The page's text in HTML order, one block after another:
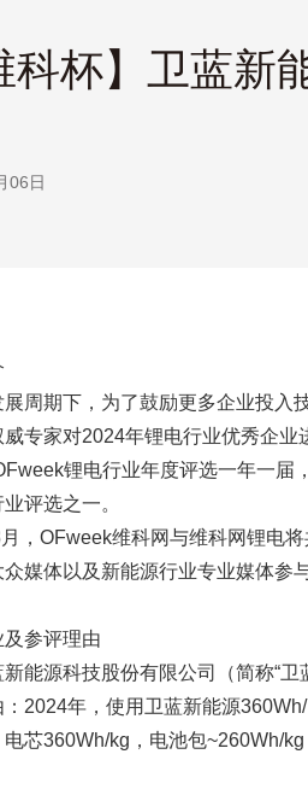
科杯】卫蓝
06日
展周期下，为了鼓励更多企业投入
专家对2024年锂电行业优秀企业
锂电行业年度评选一年一
评选之一。
，OFweek维科网与维科网锂电
媒体以及新能源行业专业媒体参
参评理由
能源科技股份有限公司（简称“
：2024年，使用卫蓝新能源
芯360Wh/kg，电池包~260Wh/